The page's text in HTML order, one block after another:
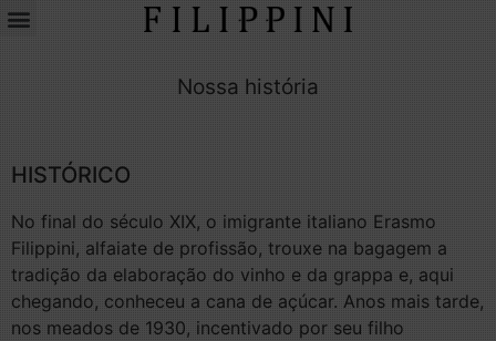
Nossa história
HISTÓRICO
No final do século XIX, o imigrante italiano Erasmo
Filippini, alfaiate de profissão, trouxe na bagagem a
tradição da elaboração do vinho e da grappa e, aqui
chegando, conheceu a cana de açúcar. Anos mais tarde,
nos meados de 1930, incentivado por seu filho